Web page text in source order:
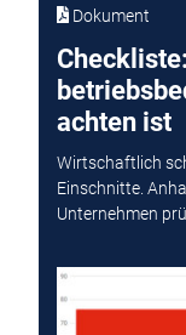
Dokument
achten ist
Wirtschaftlich
Einschnitte.
Unternehmen